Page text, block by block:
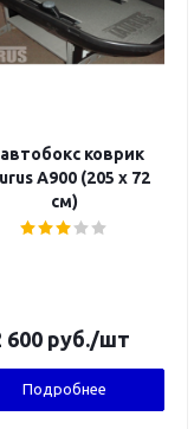
коврик
(205 х 72
см)
600 руб./шт
Подробнее